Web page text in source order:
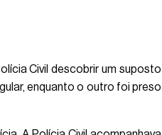
Civil descobrir um suposto
enquanto o outro foi preso